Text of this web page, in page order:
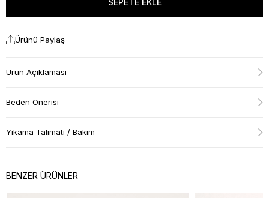
Ürünü Paylaş
Ürün Açıklaması
Beden Önerisi
Yıkama Talimatı / Bakım
BENZER ÜRÜNLER